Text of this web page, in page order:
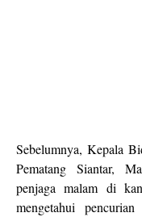
Sebelumnya, Kepala
Pematang Siantar,
penjaga malam di
mengetahui